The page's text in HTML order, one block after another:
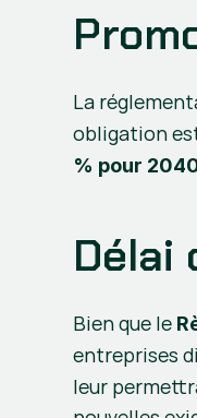
La
obligation
% pour
Délai
Bien que le
entreprises
leur